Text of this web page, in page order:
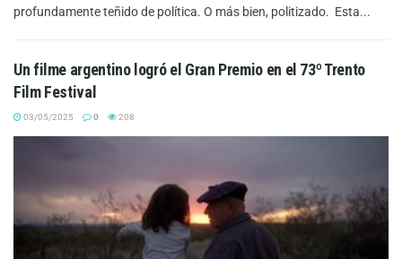
profundamente teñido de política. O más bien, politizado. Esta...
Un filme argentino logró el Gran Premio en el 73º Trento
Film Festival
03/05/2025 0 208